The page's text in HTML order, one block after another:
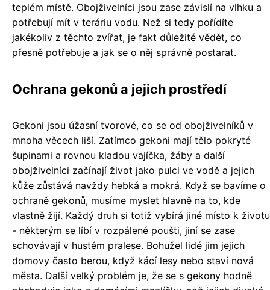
teplém místě. Obojživelníci jsou zase závislí na vlhku a
potřebují mít v teráriu vodu. Než si tedy pořídíte
jakékoliv z těchto zvířat, je fakt důležité vědět, co
přesně potřebuje a jak se o něj správně postarat.
Ochrana gekonů a jejich prostředí
Gekoni jsou úžasní tvorové, co se od obojživelníků v
mnoha věcech liší. Zatímco gekoni mají tělo pokryté
šupinami a rovnou kladou vajíčka, žáby a další
obojživelníci začínají život jako pulci ve vodě a jejich
kůže zůstává navždy hebká a mokrá. Když se bavíme o
ochraně gekonů, musíme myslet hlavně na to, kde
vlastně žijí. Každý druh si totiž vybírá jiné místo k životu
- některým se líbí v rozpálené poušti, jiní se zase
schovávají v hustém pralese. Bohužel lidé jim jejich
domovy často berou, když kácí lesy nebo staví nová
města. Další velký problém je, že se s gekony hodně